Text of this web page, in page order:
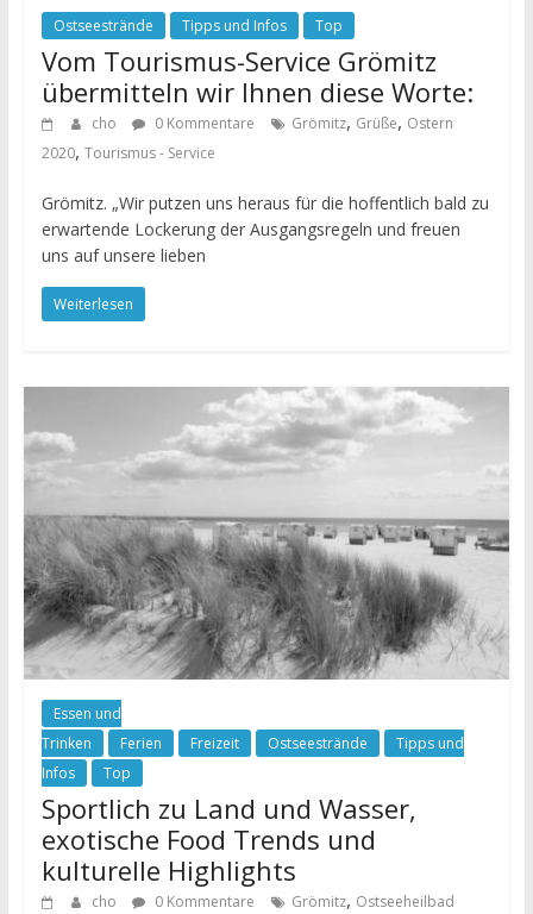
Ostseestrände Tipps und Infos Top
Vom Tourismus-Service Grömitz
übermitteln wir Ihnen diese Worte:
cho 0 Kommentare Grömitz, Grüße, Ostern
2020, Tourismus - Service
Grömitz. „Wir putzen uns heraus für die hoffentlich bald zu
erwartende Lockerung der Ausgangsregeln und freuen
uns auf unsere lieben
Weiterlesen
Essen und
Trinken
Ferien Freizeit Ostseestrände
Tipps und
Infos
Top
Sportlich zu Land und Wasser,
exotische Food Trends und
kulturelle Highlights
cho 0 Kommentare Grömitz, Ostseeheilbad